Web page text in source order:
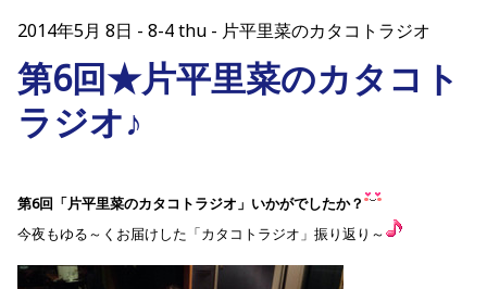
2014年5月 8日 8-4 thu - 片平里菜のカタコトラジオ
第6回★片平里菜のカタコト
ラジオ♪
第6回「片平里菜のカタコトラジオ」いかがでしたか？
今夜もゆる～くお届けした「カタコトラジオ」振り返り～